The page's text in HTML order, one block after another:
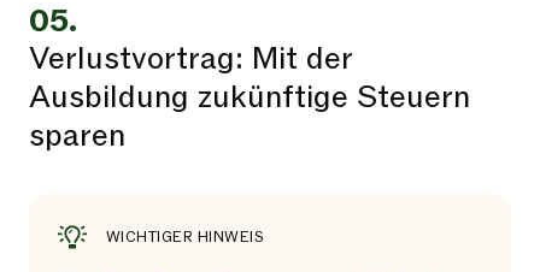
05.
Verlustvortrag: Mit der
Ausbildung zukünftige Steuern
sparen
WICHTIGER HINWEIS